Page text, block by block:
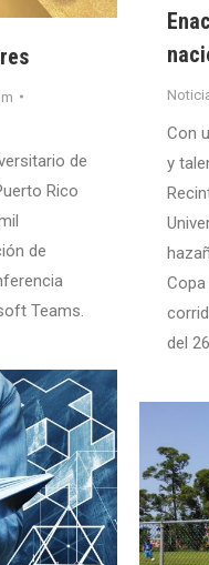
de
Rico
de
Teams.
Con
y
del